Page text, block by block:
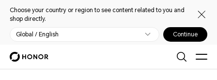
Choose your country or region to see content related to you and
shop directly.
Global / English Continue